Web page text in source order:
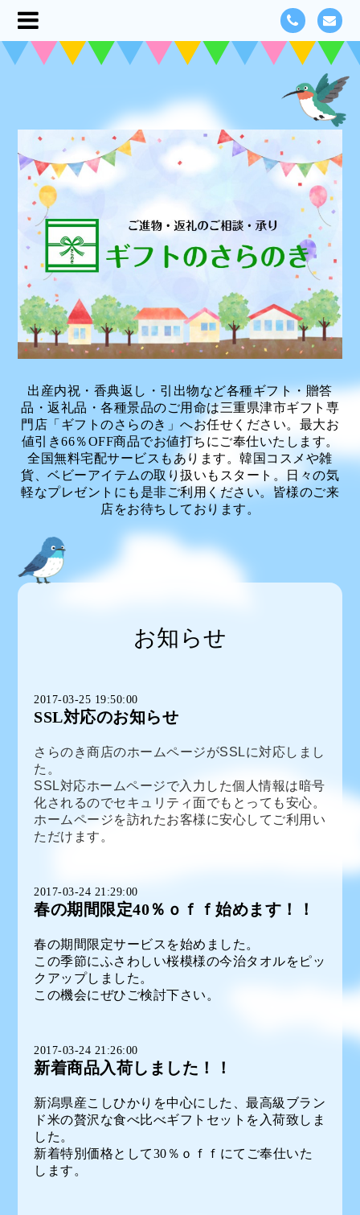
出産内祝・香典返し・引出物など各種ギフト・贈答
品・返礼品・各種景品のご用命は三重県津市ギフト専
門店「ギフトのさらのき」へお任せください。最大お
値引き66％OFF商品でお値打ちにご奉仕いたします。
全国無料宅配サービスもあります。韓国コスメや雑
貨、ベビーアイテムの取り扱いもスタート。日々の気
軽なプレゼントにも是非ご利用ください。皆様のご来
店をお待ちしております。
お知らせ
2017-03-25 19:50:00
SSL対応のお知らせ
さらのき商店のホームページがSSLに対応しまし
た。
SSL対応ホームページで入力した個人情報は暗号
化されるのでセキュリティ面でもとっても安心。
ホームページを訪れたお客様に安心してご利用い
ただけます。
2017-03-24 21:29:00
春の期間限定40％ｏｆｆ始めます！！
春の期間限定サービスを始めました。
この季節にふさわしい桜模様の今治タオルをピッ
クアップしました。
この機会にぜひご検討下さい。
2017-03-24 21:26:00
新着商品入荷しました！！
新潟県産こしひかりを中心にした、最高級ブラン
ド米の贅沢な食べ比べギフトセットを入荷致しま
した。
新着特別価格として30％ｏｆｆにてご奉仕いた
します。